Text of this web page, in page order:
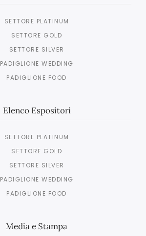
SETTORE PLATINUM
SETTORE GOLD
SETTORE SILVER
PADIGLIONE WEDDING
PADIGLIONE FOOD
Elenco Espositori
SETTORE PLATINUM
SETTORE GOLD
SETTORE SILVER
PADIGLIONE WEDDING
PADIGLIONE FOOD
Media e Stampa